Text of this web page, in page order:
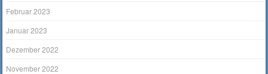
Februar 2023
Januar 2023
Dezember 2022
November 2022